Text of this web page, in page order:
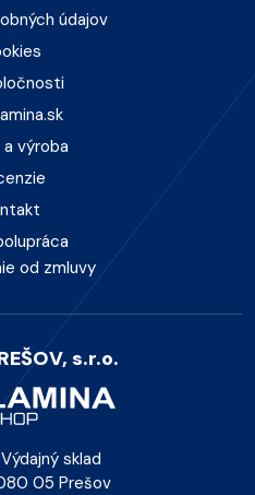
údajov
a výroba
od zmluvy
s.r.o.
sklad
05 Prešov